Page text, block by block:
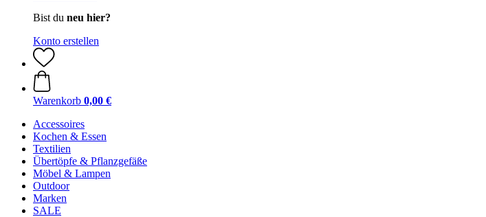
Bist du neu hier?
Konto erstellen
Warenkorb 0,00 €
Accessoires
Kochen & Essen
Textilien
Übertöpfe & Pflanzgefäße
Möbel & Lampen
Outdoor
Marken
SALE